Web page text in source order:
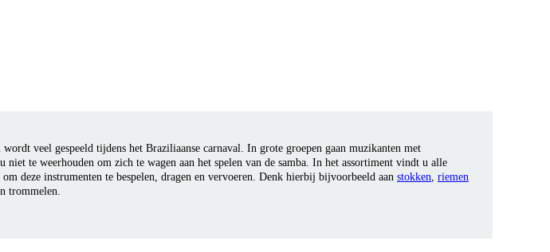
veel gespeeld tijdens het Braziliaanse carnaval. In grote groepen gaan muzikanten met
te weerhouden om zich te wagen aan het spelen van de samba. In het assortiment vindt u alle
deze instrumenten te bespelen, dragen en vervoeren. Denk hierbij bijvoorbeeld aan stokken, riemen
trommelen.